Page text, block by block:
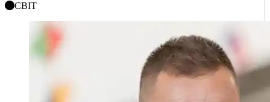
СВІТ